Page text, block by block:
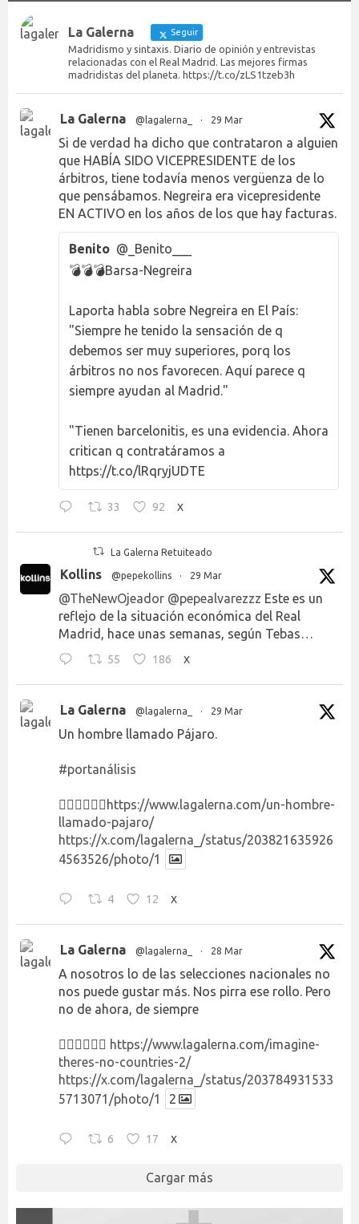
La Galerna Seguir
Madridismo y sintaxis. Diario de opinión y entrevistas
relacionadas con el Real Madrid. Las mejores firmas
madridistas del planeta. https://t.co/zLS1tzeb3h
La Galerna @lagalerna_ · 29 Mar
Si de verdad ha dicho que contrataron a alguien
que HABÍA SIDO VICEPRESIDENTE de los
árbitros, tiene todavía menos vergüenza de lo
que pensábamos. Negreira era vicepresidente
EN ACTIVO en los años de los que hay facturas.
Benito @_Benito___
💣💣💣Barsa-Negreira
Laporta habla sobre Negreira en El País:
"Siempre he tenido la sensación de q
debemos ser muy superiores, porq los
árbitros no nos favorecen. Aquí parece q
siempre ayudan al Madrid."
"Tienen barcelonitis, es una evidencia. Ahora
critican q contratáramos a
https://t.co/lRqryjUDTE
33 92 X
La Galerna Retuiteado
Kollins @pepekollins · 29 Mar
@TheNewOjeador @pepealvarezzz Este es un
reflejo de la situación económica del Real
Madrid, hace unas semanas, según Tebas…
55 186 X
La Galerna @lagalerna_ · 29 Mar
Un hombre llamado Pájaro.
#portanálisis
👉🏻👉🏻👉🏻 https://www.lagalerna.com/un-hombre-
llamado-pajaro/
https://x.com/lagalerna_/status/203821635926
4563526/photo/1
4 12 X
La Galerna @lagalerna_ · 28 Mar
A nosotros lo de las selecciones nacionales no
nos puede gustar más. Nos pirra ese rollo. Pero
no de ahora, de siempre
👉🏻👉🏻👉🏻 https://www.lagalerna.com/imagine-
theres-no-countries-2/
https://x.com/lagalerna_/status/203784931533
5713071/photo/1
2
6 17 X
Cargar más